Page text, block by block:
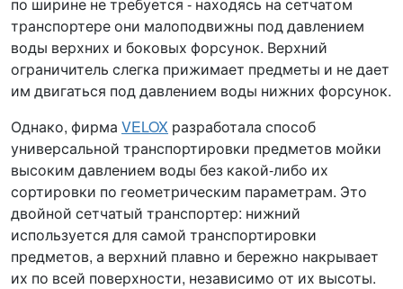
транспортере они малоподвижны под давлением
воды верхних и боковых форсунок. Верхний
ограничитель слегка прижимает предметы и не дает
им двигаться под давлением воды нижних форсунок.
Однако, фирма VELOX разработала способ
универсальной транспортировки предметов мойки
высоким давлением воды без какой-либо их
сортировки по геометрическим параметрам. Это
двойной сетчатый транспортер: нижний
используется для самой транспортировки
предметов, а верхний плавно и бережно накрывает
их по всей поверхности, независимо от их высоты.